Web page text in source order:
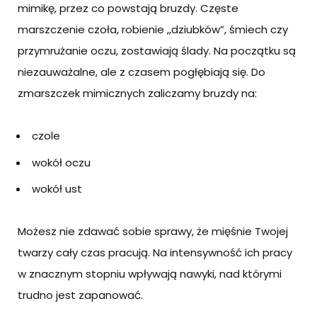
mimikę, przez co powstają bruzdy. Częste
marszczenie czoła, robienie ,,dziubków”, śmiech czy
przymrużanie oczu, zostawiają ślady. Na początku są
niezauważalne, ale z czasem pogłębiają się. Do
zmarszczek mimicznych zaliczamy bruzdy na:
czole
wokół oczu
wokół ust
Możesz nie zdawać sobie sprawy, że mięśnie Twojej
twarzy cały czas pracują. Na intensywność ich pracy
w znacznym stopniu wpływają nawyki, nad którymi
trudno jest zapanować.